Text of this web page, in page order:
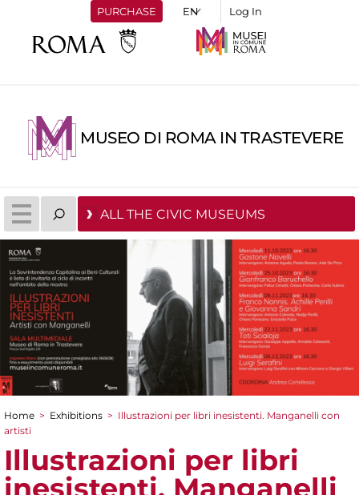
PURCHASE Log In
MUSEO DI ROMA IN TRASTEVERE
ALL THE CIVIC MUSEUMS
You are here
Home > Exhibitions > Illustrazioni per libri inesistenti. Manganelli con
artisti
Illustrazioni per libri
inesistenti. Manganelli